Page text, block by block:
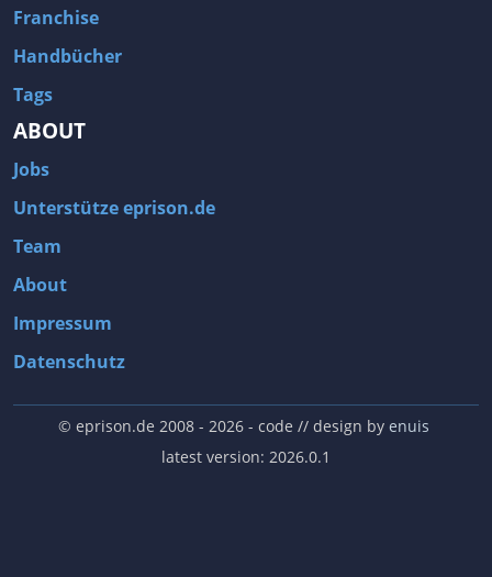
Franchise
Handbücher
Tags
ABOUT
Jobs
Unterstütze eprison.de
Team
About
Impressum
Datenschutz
© eprison.de 2008 - 2026- code // design by enuis
latest version: 2026.0.1